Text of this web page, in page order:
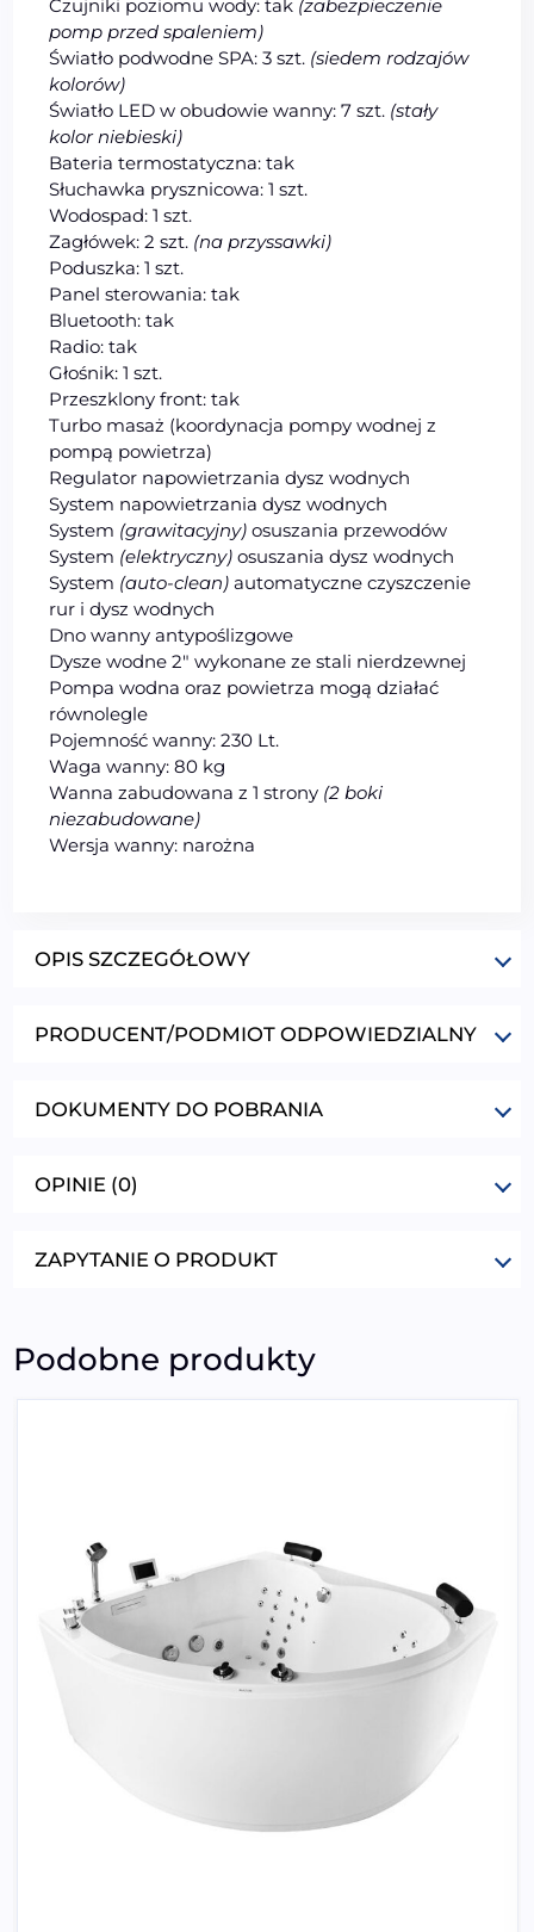
Czujniki poziomu wody: tak (zabezpieczenie
pomp przed spaleniem)
Światło podwodne SPA: 3 szt. (siedem rodzajów
kolorów)
Światło LED w obudowie wanny: 7 szt. (stały
kolor niebieski)
Bateria termostatyczna: tak
Słuchawka prysznicowa: 1 szt.
Wodospad: 1 szt.
Zagłówek: 2 szt. (na przyssawki)
Poduszka: 1 szt.
Panel sterowania: tak
Bluetooth: tak
Radio: tak
Głośnik: 1 szt.
Przeszklony front: tak
Turbo masaż (koordynacja pompy wodnej z
pompą powietrza)
Regulator napowietrzania dysz wodnych
System napowietrzania dysz wodnych
System (grawitacyjny) osuszania przewodów
System (elektryczny) osuszania dysz wodnych
System (auto-clean) automatyczne czyszczenie
rur i dysz wodnych
Dno wanny antypoślizgowe
Dysze wodne 2″ wykonane ze stali nierdzewnej
Pompa wodna oraz powietrza mogą działać
równolegle
Pojemność wanny: 230 Lt.
Waga wanny: 80 kg
Wanna zabudowana z 1 strony (2 boki
niezabudowane)
Wersja wanny: narożna
OPIS SZCZEGÓŁOWY
PRODUCENT/PODMIOT ODPOWIEDZIALNY
DOKUMENTY DO POBRANIA
OPINIE (0)
ZAPYTANIE O PRODUKT
Podobne produkty